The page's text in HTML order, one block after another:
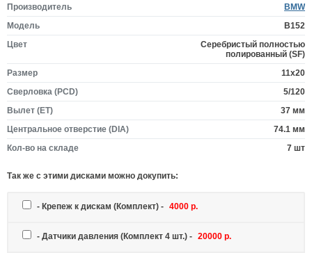
Производитель
BMW
Модель
B152
Цвет
Серебристый полностью
полированный (SF)
Размер
11x20
Сверловка (PCD)
5/120
Вылет (ET)
37 мм
Центральное отверстие (DIA)
74.1 мм
Кол-во на складе
7 шт
Так же c этими дисками можно докупить:
- Крепеж к дискам (Комплект) - 4000 р.
- Датчики давления (Комплект 4 шт.) - 20000 р.